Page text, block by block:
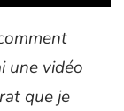
une vidéo
que je